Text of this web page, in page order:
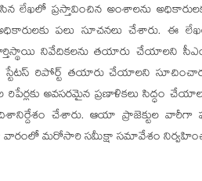
లేఖలో ప్రస్తావించిన అంశాలను
పలు సూచనలు చేశారు. ఈ
నివేదికలను తయారు చేయాలని సీఎం
రిపోర్ట్ తయారు చేయాలని
రిపేర్లకు అవసరమైన ప్రణాళికలు సిద్ధం
చేశారు. ఆయా ప్రాజెక్టుల వారీగా
వారంలో మరోసారి సమీక్షా సమావేశం